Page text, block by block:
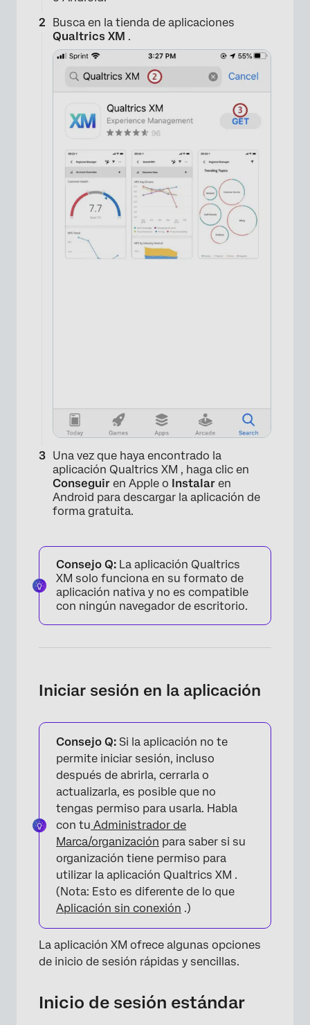
Busca en la tienda de aplicaciones
Qualtrics XM .
×
Una vez que haya encontrado la
aplicación Qualtrics XM , haga clic en
Conseguir en Apple o Instalar en
Android para descargar la aplicación de
forma gratuita.
Consejo Q: La aplicación Qualtrics
XM solo funciona en su formato de
aplicación nativa y no es compatible
con ningún navegador de escritorio.
Iniciar sesión en la aplicación
Consejo Q: Si la aplicación no te
permite iniciar sesión, incluso
después de abrirla, cerrarla o
actualizarla, es posible que no
tengas permiso para usarla. Habla
con tu Administrador de
Marca/organización para saber si su
organización tiene permiso para
utilizar la aplicación Qualtrics XM .
(Nota: Esto es diferente de lo que
Aplicación sin conexión .)
La aplicación XM ofrece algunas opciones
de inicio de sesión rápidas y sencillas.
Inicio de sesión estándar